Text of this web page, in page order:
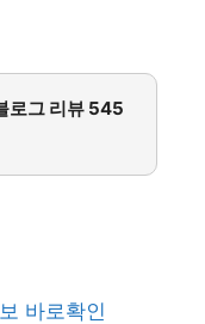
로그 리뷰 545
바로확인